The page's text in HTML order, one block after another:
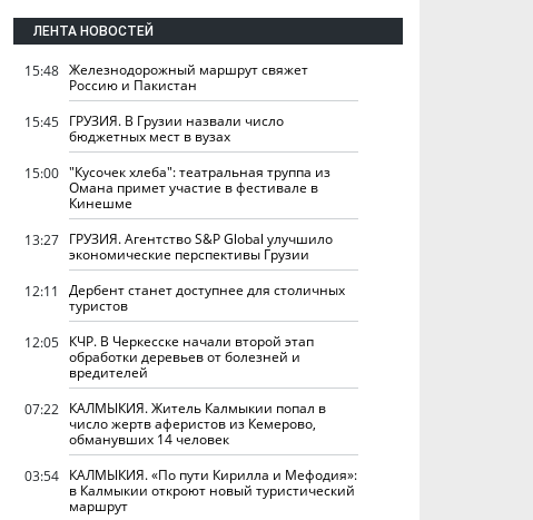
ЛЕНТА НОВОСТЕЙ
15:48 Железнодорожный маршрут свяжет
Россию и Пакистан
15:45 ГРУЗИЯ. В Грузии назвали число
бюджетных мест в вузах
15:00 "Кусочек хлеба": театральная труппа из
Омана примет участие в фестивале в
Кинешме
13:27 ГРУЗИЯ. Агентство S&P Global улучшило
экономические перспективы Грузии
12:11
Дербент станет доступнее для столичных
туристов
12:05 КЧР. В Черкесске начали второй этап
обработки деревьев от болезней и
вредителей
07:22 КАЛМЫКИЯ. Житель Калмыкии попал в
число жертв аферистов из Кемерово,
обманувших 14 человек
03:54 КАЛМЫКИЯ. «По пути Кирилла и Мефодия»:
в Калмыкии откроют новый туристический
маршрут